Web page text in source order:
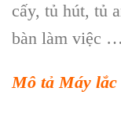
cấy, tủ hút, tủ
bàn làm việc
Mô tả Máy lắc